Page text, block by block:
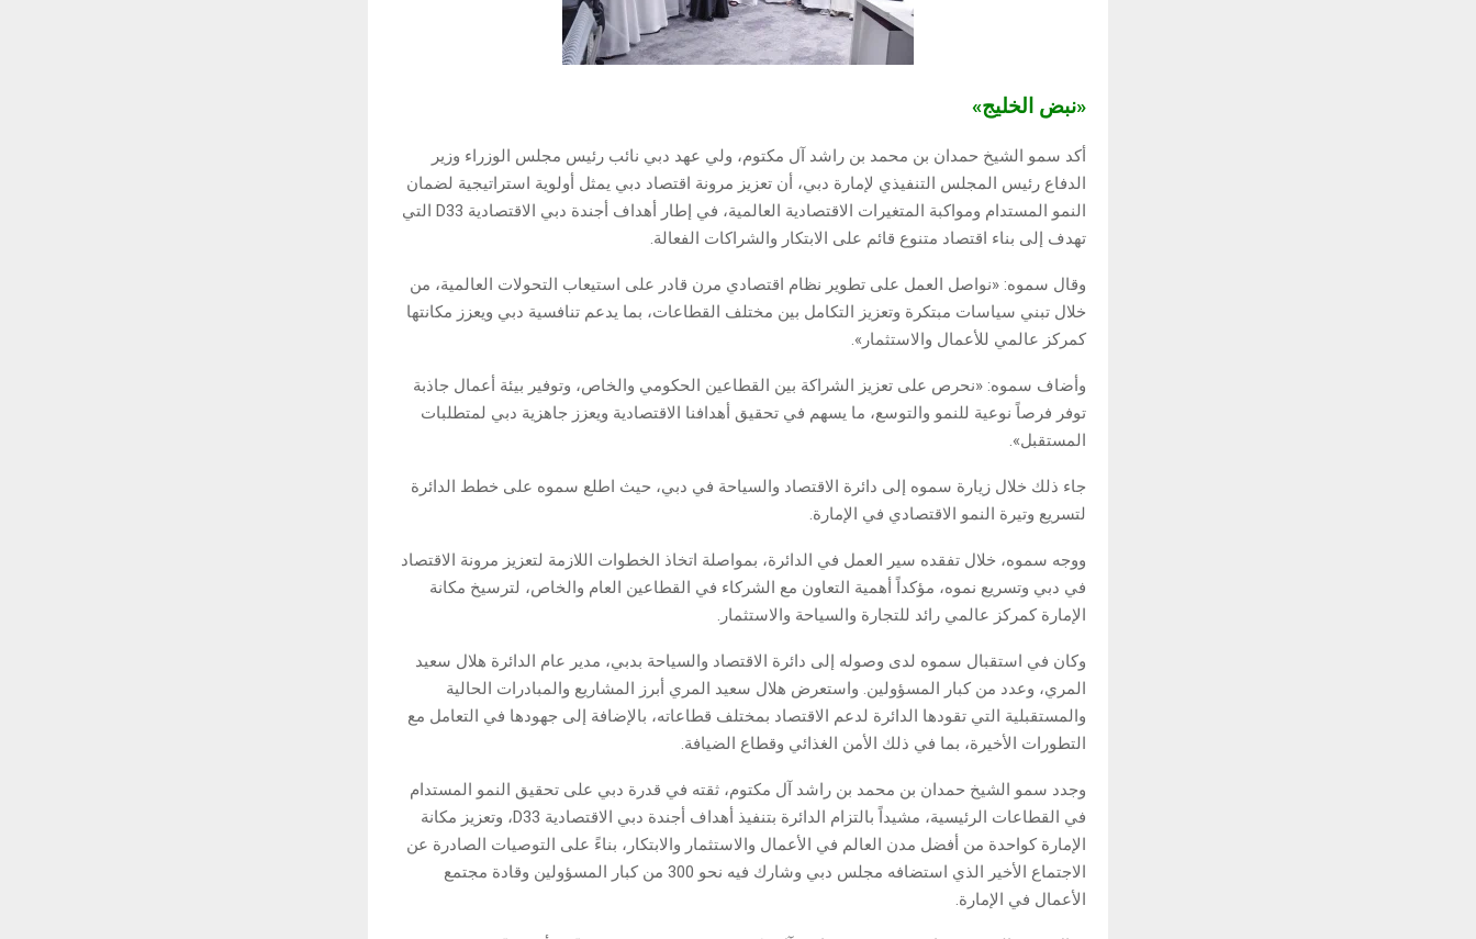
«نبض الخليج»
أكد سمو الشيخ حمدان بن محمد بن راشد آل مكتوم، ولي عهد دبي نائب رئيس مجلس الوزراء وزير
الدفاع رئيس المجلس التنفيذي لإمارة دبي، أن تعزيز مرونة اقتصاد دبي يمثل أولوية استراتيجية لضمان
النمو المستدام ومواكبة المتغيرات الاقتصادية العالمية، في إطار أهداف أجندة دبي الاقتصادية D33 التي
تهدف إلى بناء اقتصاد متنوع قائم على الابتكار والشراكات الفعالة.
وقال سموه: «نواصل العمل على تطوير نظام اقتصادي مرن قادر على استيعاب التحولات العالمية، من
خلال تبني سياسات مبتكرة وتعزيز التكامل بين مختلف القطاعات، بما يدعم تنافسية دبي ويعزز مكانتها
كمركز عالمي للأعمال والاستثمار».
وأضاف سموه: «نحرص على تعزيز الشراكة بين القطاعين الحكومي والخاص، وتوفير بيئة أعمال جاذبة
توفر فرصاً نوعية للنمو والتوسع، ما يسهم في تحقيق أهدافنا الاقتصادية ويعزز جاهزية دبي لمتطلبات
المستقبل».
جاء ذلك خلال زيارة سموه إلى دائرة الاقتصاد والسياحة في دبي، حيث اطلع سموه على خطط الدائرة
لتسريع وتيرة النمو الاقتصادي في الإمارة.
ووجه سموه، خلال تفقده سير العمل في الدائرة، بمواصلة اتخاذ الخطوات اللازمة لتعزيز مرونة الاقتصاد
في دبي وتسريع نموه، مؤكداً أهمية التعاون مع الشركاء في القطاعين العام والخاص، لترسيخ مكانة
الإمارة كمركز عالمي رائد للتجارة والسياحة والاستثمار.
وكان في استقبال سموه لدى وصوله إلى دائرة الاقتصاد والسياحة بدبي، مدير عام الدائرة هلال سعيد
المري، وعدد من كبار المسؤولين. واستعرض هلال سعيد المري أبرز المشاريع والمبادرات الحالية
والمستقبلية التي تقودها الدائرة لدعم الاقتصاد بمختلف قطاعاته، بالإضافة إلى جهودها في التعامل مع
التطورات الأخيرة، بما في ذلك الأمن الغذائي وقطاع الضيافة.
وجدد سمو الشيخ حمدان بن محمد بن راشد آل مكتوم، ثقته في قدرة دبي على تحقيق النمو المستدام
في القطاعات الرئيسية، مشيداً بالتزام الدائرة بتنفيذ أهداف أجندة دبي الاقتصادية D33، وتعزيز مكانة
الإمارة كواحدة من أفضل مدن العالم في الأعمال والاستثمار والابتكار، بناءً على التوصيات الصادرة عن
الاجتماع الأخير الذي استضافه مجلس دبي وشارك فيه نحو 300 من كبار المسؤولين وقادة مجتمع
الأعمال في الإمارة.